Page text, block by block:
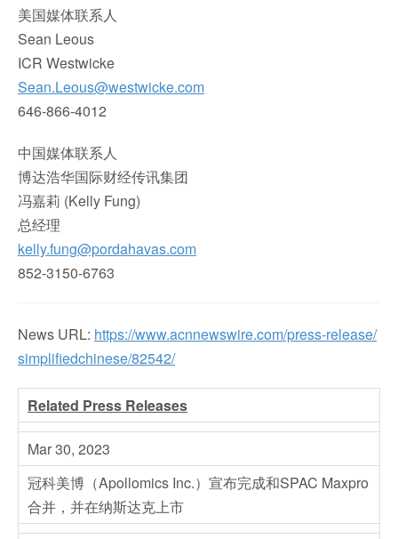
美国媒体联系人
Sean Leous
ICR Westwicke
Sean.Leous@westwicke.com
646-866-4012
中国媒体联系人
博达浩华国际财经传讯集团
冯嘉莉 (Kelly Fung)
总经理
kelly.fung@pordahavas.com
852-3150-6763
News URL: https://www.acnnewswire.com/press-release/
simplifiedchinese/82542/
Related Press Releases
Mar 30, 2023
冠科美博（Apollomics Inc.）宣布完成和SPAC Maxpro
合并，并在纳斯达克上市